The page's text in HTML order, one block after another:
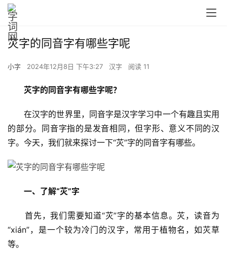
苂字的同音字有哪些字呢
小字 2024年12月8日 下午3:27 汉字 阅读 11
苂字的同音字有哪些字呢？
在汉字的世界里，同音字是汉字学习中一个有趣且实用
的部分。同音字指的是发音相同，但字形、意义不同的汉
字。今天，我们就来探讨一下“苂”字的同音字有哪些。
一、了解“苂”字
首先，我们需要知道“苂”字的基本信息。苂，读音为
“xián”，是一个较为冷门的汉字，常用于植物名，如苂草
等。